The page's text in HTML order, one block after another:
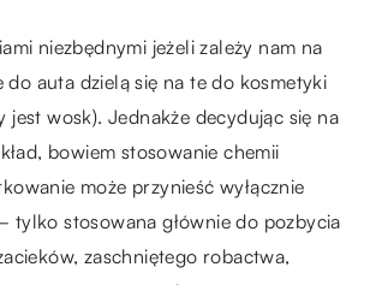
niezbędnymi jeżeli zależy nam na
do auta dzielą się na te do kosmetyki
wosk). Jednakże decydując się na
bowiem stosowanie chemii
może przynieść wyłącznie
tylko stosowana głównie do pozbycia
zaschniętego robactwa,